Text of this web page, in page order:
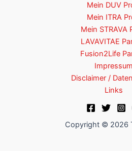
Mein DUV
Mein ITRA
Mein STRAVA
LAVAVITAE
Fusion2Life
Impressum
Disclaimer /
Links
Copyright © 2026